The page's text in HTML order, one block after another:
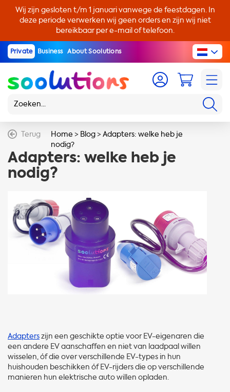
Wij zijn gesloten t/m 1 januari vanwege de feestdagen. In
deze periode verwerken wij geen orders en zijn wij niet
bereikbaar per e-mail of telefoon.
Private Business About Soolutions
Terug Home > Blog>Adapters: welke heb je
nodig?
Adapters: welke heb je
nodig?
Adapterszijn een geschikte optie voor EV-eigenaren die
een andere EV aanschaffen en niet van laadpaal willen
wisselen, óf die over verschillende EV-types in hun
huishouden beschikken óf EV-rijders die op verschillende
manieren hun elektrische auto willen opladen.